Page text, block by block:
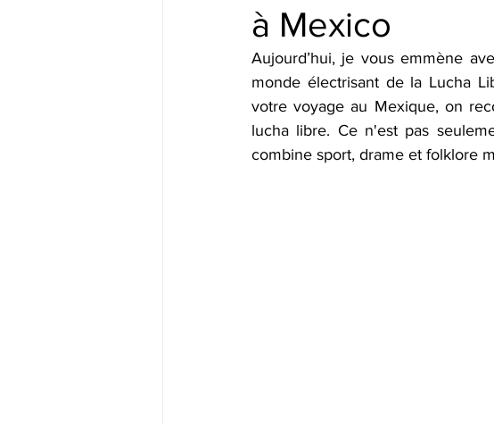
à Mexico
Aujourd’hui, je vous emmène
monde électrisant de la Lucha
votre voyage au Mexique, on
lucha libre. Ce n'est pas
combine sport, drame et folklore